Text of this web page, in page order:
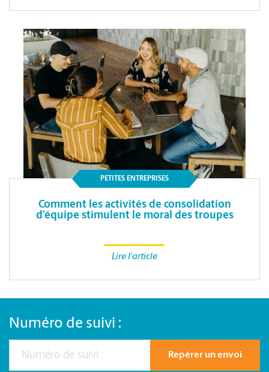
PETITES ENTREPRISES
Comment les activités de consolidation
d’équipe stimulent le moral des troupes
Lire l'article
Numéro de suivi :
Repérer un envoi